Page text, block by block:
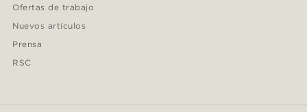
Ofertas de trabajo
Nuevos artículos
Prensa
RSC